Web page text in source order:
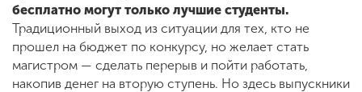
бесплатно могут только лучшие студенты.
Традиционный выход из ситуации для тех, кто не
прошел на бюджет по конкурсу, но желает стать
магистром — сделать перерыв и пойти работать,
накопив денег на вторую ступень. Но здесь выпускники